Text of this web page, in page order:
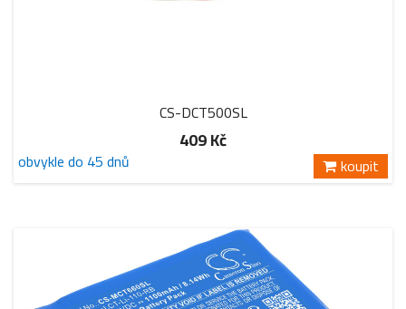
CS-DCT500SL
409 Kč
obvykle do 45 dnů koupit